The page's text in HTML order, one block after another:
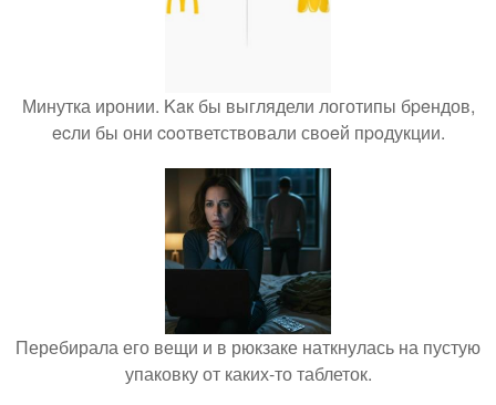
Минутка иронии. Kaк бы выглядели логотипы бpeндов,
ecли бы они cooтветствовали свoeй пpoдукции.
Перебирала его вещи и в рюкзаке наткнулась на пустую
упаковку от каких-то таблеток.